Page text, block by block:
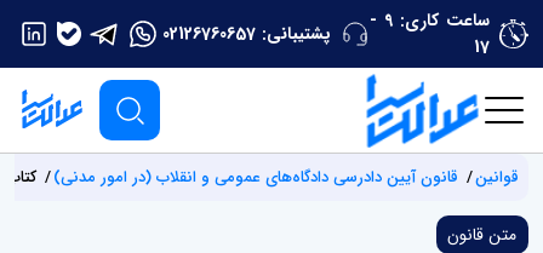
ساعت کاری: 9 -
17
پشتیبانی: 02126760657
قوانین ‌قانون آیین دادرسی دادگاه‌های عمومی و انقلاب (‌در امور مدنی) کتاب
متن قانون